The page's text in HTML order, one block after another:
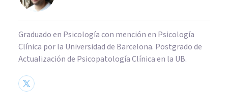
Graduado en Psicología con mención en Psicología
Clínica por la Universidad de Barcelona. Postgrado de
Actualización de Psicopatología Clínica en la UB.